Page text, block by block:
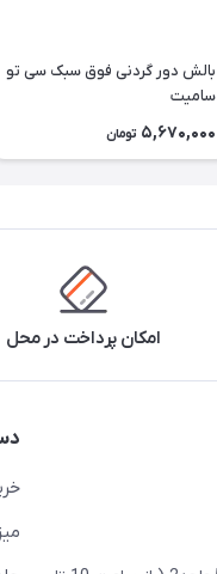
بالش دور گردنی فوق سبک سی تو
سامیت
5,670,000 تومان
امکان پرداخت در محل